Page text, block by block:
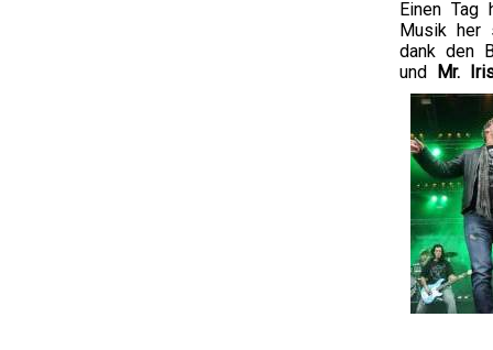
Einen Tag
Musik her
dank den
und Mr.